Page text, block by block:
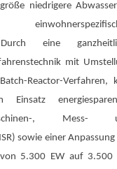
niedrigere
Durch eine
mit
Reactor-Verfahren,
Einsatz
, Mess-
sowie einer
von 5.300 EW auf 3.500